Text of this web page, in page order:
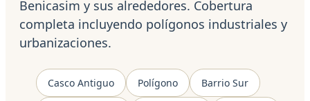
Benicasim y sus alrededores. Cobertura
completa incluyendo polígonos industriales y
urbanizaciones.
Casco Antiguo Polígono Barrio Sur